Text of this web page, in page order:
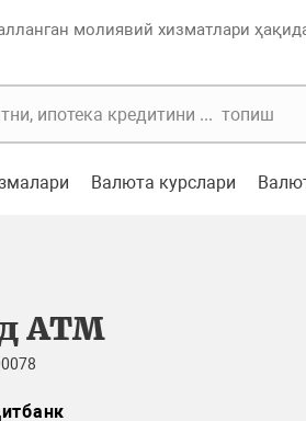
молиявий хизматлари
Валюта курслари
ATM